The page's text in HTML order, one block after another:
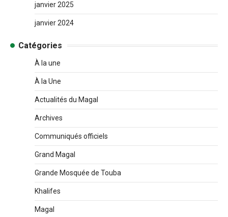
janvier 2025
janvier 2024
Catégories
À la une
À la Une
Actualités du Magal
Archives
Communiqués officiels
Grand Magal
Grande Mosquée de Touba
Khalifes
Magal